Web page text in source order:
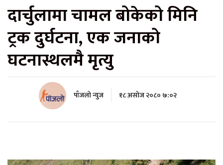
दार्चुलामा चामल बोकेको मिनि
ट्रक दुर्घटना, एक जनाको
घटनास्थलमै मृत्यु
पाँजलो न्युज १८ असोज २०८० ७:०२